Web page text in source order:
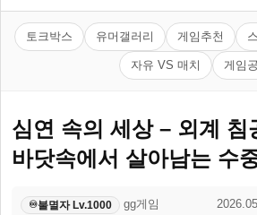
토크박스 유머갤러리 게임추천
자유 VS 매치 게임
심연 속의 세상 – 외계 침
바닷속에서 살아남는 수
♾️불멸자 Lv.1000 gg게임